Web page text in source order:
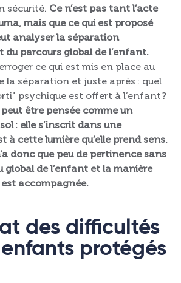
sécurité. Ce n’est pas tant l’acte
mais que ce qui est proposé
analyser la séparation
parcours global de l’enfant.
ce qui est mis en place au
la séparation et juste après : quel
psychique est offert à l’enfant ?
être pensée comme un
: elle s’inscrit dans une
à cette lumière qu’elle prend sens.
donc que peu de pertinence sans
global de l’enfant et la manière
accompagnée.
des difficultés
protégés